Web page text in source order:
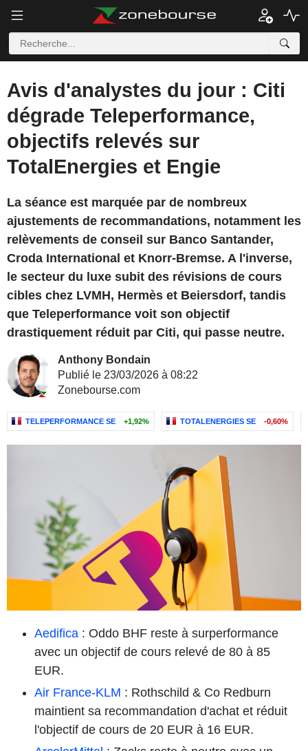
Avis d'analystes du jour : Citi
dégrade Teleperformance,
objectifs relevés sur
TotalEnergies et Engie
La séance est marquée par de nombreux
ajustements de recommandations, notamment les
relèvements de conseil sur Banco Santander,
Croda International et Knorr-Bremse. A l'inverse,
le secteur du luxe subit des révisions de cours
cibles chez LVMH, Hermès et Beiersdorf, tandis
que Teleperformance voit son objectif
drastiquement réduit par Citi, qui passe neutre.
Anthony Bondain
Publié le 23/03/2026 à 08:22
Zonebourse.com
TELEPERFORMANCE SE +1,92% TOTALENERGIES SE -0,60%
Aedifica : Oddo BHF reste à surperformance
avec un objectif de cours relevé de 80 à 85
EUR.
Air France-KLM : Rothschild & Co Redburn
maintient sa recommandation d'achat et réduit
l'objectif de cours de 20 EUR à 16 EUR.